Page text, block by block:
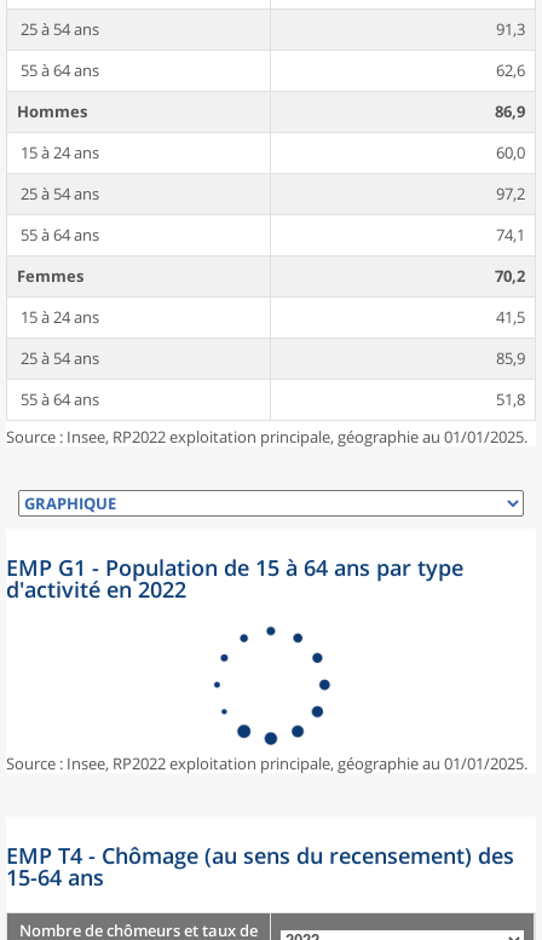
25 à 54 ans
91,3
55 à 64 ans
62,6
Hommes
86,9
15 à 24 ans
60,0
25 à 54 ans
97,2
55 à 64 ans
74,1
Femmes
70,2
15 à 24 ans
41,5
25 à 54 ans
85,9
55 à 64 ans
51,8
Source : Insee, RP2022 exploitation principale, géographie au 01/01/2025.
EMP G1 - Population de 15 à 64 ans par type
d'activité en 2022
Source : Insee, RP2022 exploitation principale, géographie au 01/01/2025.
EMP T4 - Chômage (au sens du recensement) des
15-64 ans
Nombre de chômeurs et taux de